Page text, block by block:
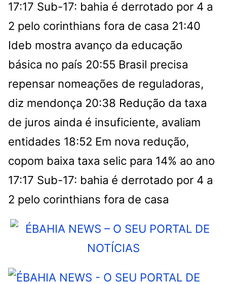
17:17 Sub-17: bahia é derrotado por 4 a
2 pelo corinthians fora de casa 21:40
Ideb mostra avanço da educação
básica no país 20:55 Brasil precisa
repensar nomeações de reguladoras,
diz mendonça 20:38 Redução da taxa
de juros ainda é insuficiente, avaliam
entidades 18:52 Em nova redução,
copom baixa taxa selic para 14% ao ano
17:17 Sub-17: bahia é derrotado por 4 a
2 pelo corinthians fora de casa